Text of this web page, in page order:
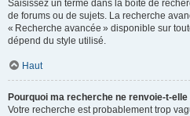
Saisissez un terme dans la boîte de
de forums ou de sujets. La recherche
« Recherche avancée » disponible sur
dépend du style utilisé.
Haut
Pourquoi ma recherche ne renvoie-t-
Votre recherche est probablement trop